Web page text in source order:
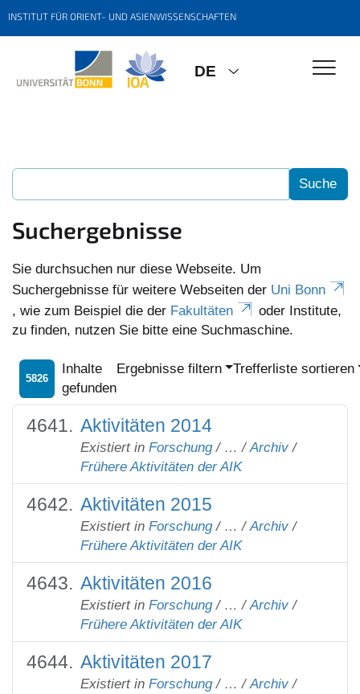
INSTITUT FÜR ORIENT- UND ASIENWISSENSCHAFTEN
DE
Suchergebnisse
Sie durchsuchen nur diese Webseite. Um
Suchergebnisse für weitere Webseiten der Uni Bonn
, wie zum Beispiel die der Fakultäten
oder Institute,
zu finden, nutzen Sie bitte eine Suchmaschine.
5826
Inhalte
gefunden
Ergebnisse filtern Trefferliste sortieren
Aktivitäten 2014
Existiert in Forschung / …/ Archiv /
Frühere Aktivitäten der AIK
Aktivitäten 2015
Existiert in Forschung / …/ Archiv /
Frühere Aktivitäten der AIK
Aktivitäten 2016
Existiert in Forschung / …/ Archiv /
Frühere Aktivitäten der AIK
Aktivitäten 2017
Existiert in Forschung / …/ Archiv /